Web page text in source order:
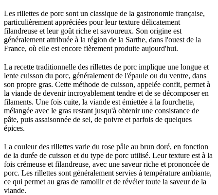
Les rillettes de porc sont un classique de la gastronomie française,
particulièrement appréciées pour leur texture délicatement
filandreuse et leur goût riche et savoureux. Son origine est
généralement attribuée à la région de la Sarthe, dans l'ouest de la
France, où elle est encore fièrement produite aujourd'hui.
La recette traditionnelle des rillettes de porc implique une longue et
lente cuisson du porc, généralement de l'épaule ou du ventre, dans
son propre gras. Cette méthode de cuisson, appelée confit, permet à
la viande de devenir incroyablement tendre et de se décomposer en
filaments. Une fois cuite, la viande est émiettée à la fourchette,
mélangée avec le gras restant jusqu'à obtenir une consistance de
pâte, puis assaisonnée de sel, de poivre et parfois de quelques
épices.
La couleur des rillettes varie du rose pâle au brun doré, en fonction
de la durée de cuisson et du type de porc utilisé. Leur texture est à la
fois crémeuse et filandreuse, avec une saveur riche et prononcée de
porc. Les rillettes sont généralement servies à température ambiante,
ce qui permet au gras de ramollir et de révéler toute la saveur de la
viande.